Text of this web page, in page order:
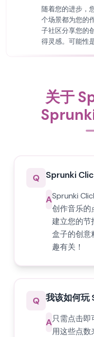
随着您的进步，
个场景都为您的
子社区分享您的
得灵感。可能性
关于
Q Sprunki
ASprunki
创作音乐的
建立您的节
盒子的创意
趣有关！
Q 我该如何玩
A只需点击
用这些点数